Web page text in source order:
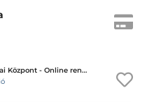
REIKON Pszichológiai Központ - Online rendelés